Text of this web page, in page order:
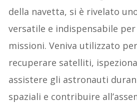
della navetta, si è rivelato
versatile e indispensabile
missioni. Veniva utilizzato
recuperare satelliti,
assistere gli astronauti
spaziali e contribuire